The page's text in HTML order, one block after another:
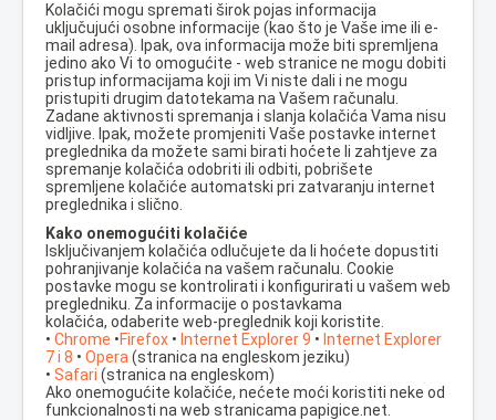
Kolačići mogu spremati širok pojas informacija
uključujući osobne informacije (kao što je Vaše ime ili e-
mail adresa). Ipak, ova informacija može biti spremljena
jedino ako Vi to omogućite - web stranice ne mogu dobiti
pristup informacijama koji im Vi niste dali i ne mogu
pristupiti drugim datotekama na Vašem računalu.
Zadane aktivnosti spremanja i slanja kolačića Vama nisu
vidljive. Ipak, možete promjeniti Vaše postavke internet
preglednika da možete sami birati hoćete li zahtjeve za
spremanje kolačića odobriti ili odbiti, pobrišete
spremljene kolačiće automatski pri zatvaranju internet
preglednika i slično.
Kako onemogućiti kolačiće
Isključivanjem kolačića odlučujete da li hoćete dopustiti
pohranjivanje kolačića na vašem računalu. Cookie
postavke mogu se kontrolirati i konfigurirati u vašem web
pregledniku. Za informacije o postavkama
kolačića, odaberite web-preglednik koji koristite.
• Chrome •Firefox • Internet Explorer 9 • Internet Explorer
7 i 8 • Opera (stranica na engleskom jeziku)
• Safari (stranica na engleskom)
Ako onemogućite kolačiće, nećete moći koristiti neke od
funkcionalnosti na web stranicama papigice.net.